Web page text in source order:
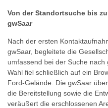
Von der Standortsuche bis
gwSaar
Nach der ersten
gwSaar, begleitete die
umfassend bei der Suche
Wahl fiel schließlich auf ein
Ford-Gelände. Die gwSaar
die Bereitstellung sowie die
veräußert die erschlossenen